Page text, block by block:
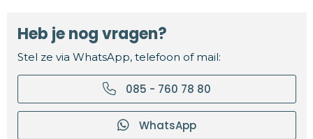
Heb je nog vragen?
Stel ze via WhatsApp, telefoon of mail:
085 - 760 78 80
WhatsApp